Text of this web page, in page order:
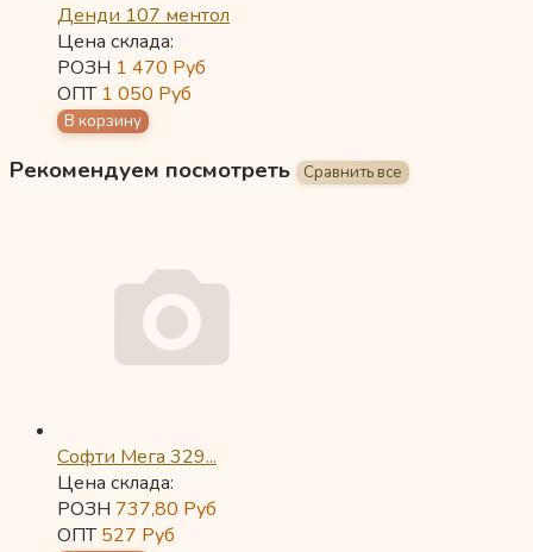
Денди 107 ментол
Цена склада:
РОЗН 1 470 Руб
ОПТ 1 050 Руб
Рекомендуем посмотреть
Софти Мега 329...
Цена склада:
РОЗН 737,80 Руб
ОПТ527 Руб